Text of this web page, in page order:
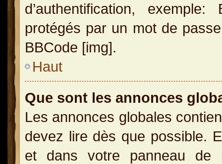
d’authentification,
protégés par un mot de
BBCode [img].
Haut
Que sont les annonces
Les annonces globales
devez lire dès que possible.
et dans votre panneau de